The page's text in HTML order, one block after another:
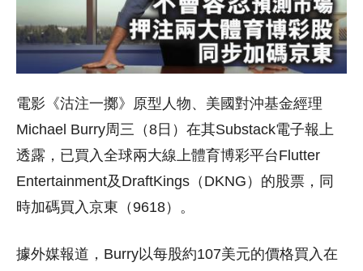
電影《沽注一擲》原型人物、美國對沖基金經理
Michael Burry周三（8日）在其Substack電子報上
透露，已買入全球兩大線上體育博彩平台Flutter
Entertainment及DraftKings（DKNG）的股票，同
時加碼買入京東（9618）。
據外媒報道，Burry以每股約107美元的價格買入在